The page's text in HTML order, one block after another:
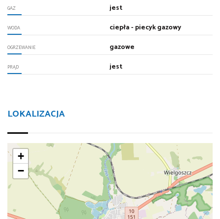
GAZ jest
WODA ciepła - piecyk gazowy
OGRZEWANIE gazowe
PRĄD jest
LOKALIZACJA
+
−